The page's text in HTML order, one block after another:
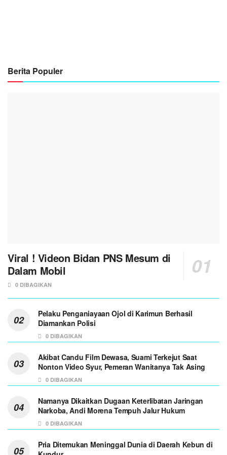
Berita Populer
Viral ! Videon Bidan PNS Mesum di
Dalam Mobil
0 DIBAGIKAN
Pelaku Penganiayaan Ojol di Karimun Berhasil
Diamankan Polisi
0 DIBAGIKAN
Akibat Candu Film Dewasa, Suami Terkejut Saat
Nonton Video Syur, Pemeran Wanitanya Tak Asing
0 DIBAGIKAN
Namanya Dikaitkan Dugaan Keterlibatan Jaringan
Narkoba, Andi Morena Tempuh Jalur Hukum
0 DIBAGIKAN
Pria Ditemukan Meninggal Dunia di Daerah Kebun di